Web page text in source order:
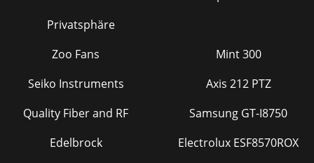
Privatsphäre
Zoo Fans
Seiko Instruments
Quality Fiber and RF
Edelbrock
Mint 300
Axis 212 PTZ
Samsung GT-I8750
Electrolux ESF8570ROX